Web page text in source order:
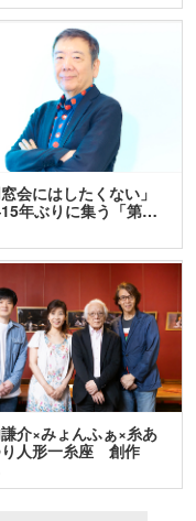
窓会にはしたくない」
年ぶりに集う「第…
介×みょんふぁ×糸あ
人形一糸座 創作